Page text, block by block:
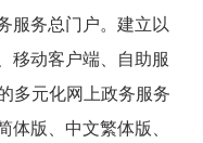
服务总门户。建立以
移动客户端、自助服
多元化网上政务服务
体版、中文繁体版、